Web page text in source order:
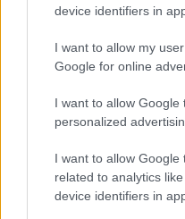
device identifiers in
I want to allow my
Google for online
I want to allow Google
personalized
I want to allow Google
related to analytics
device identifiers in
Soccorso tra i
Scontro
attacca la
Salvini
interviene: